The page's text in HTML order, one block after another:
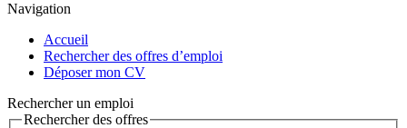
Navigation
Accueil
Rechercher des offres d’emploi
Déposer mon CV
Rechercher un emploi
Rechercher des offres